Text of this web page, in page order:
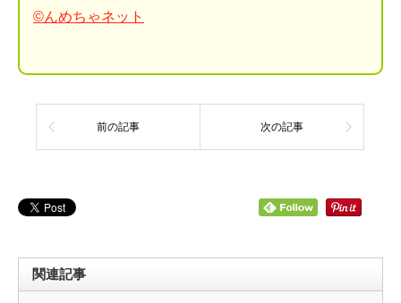
©んめちゃネット
前の記事 次の記事
関連記事